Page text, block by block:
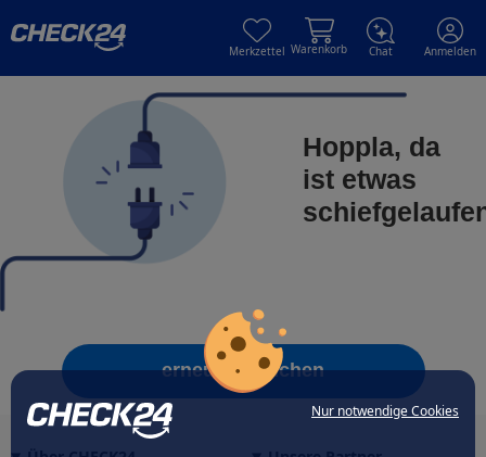
Nur notwendige Cookies
Merkzettel Warenkorb Chat Anmelden
Hoppla, da
ist etwas
erneut versuchen